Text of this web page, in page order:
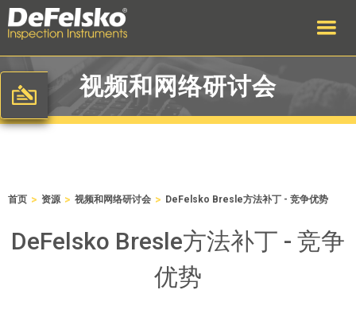
视频和网络研讨会
首页 > 资源 > 视频和网络研讨会 > DeFelsko Bresle方法补丁 - 竞争优势
DeFelsko Bresle方法补丁 - 竞争
优势